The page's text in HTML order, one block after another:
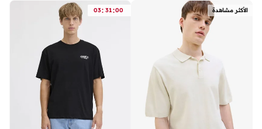
الأكثر مشاهدة 03: 31:00